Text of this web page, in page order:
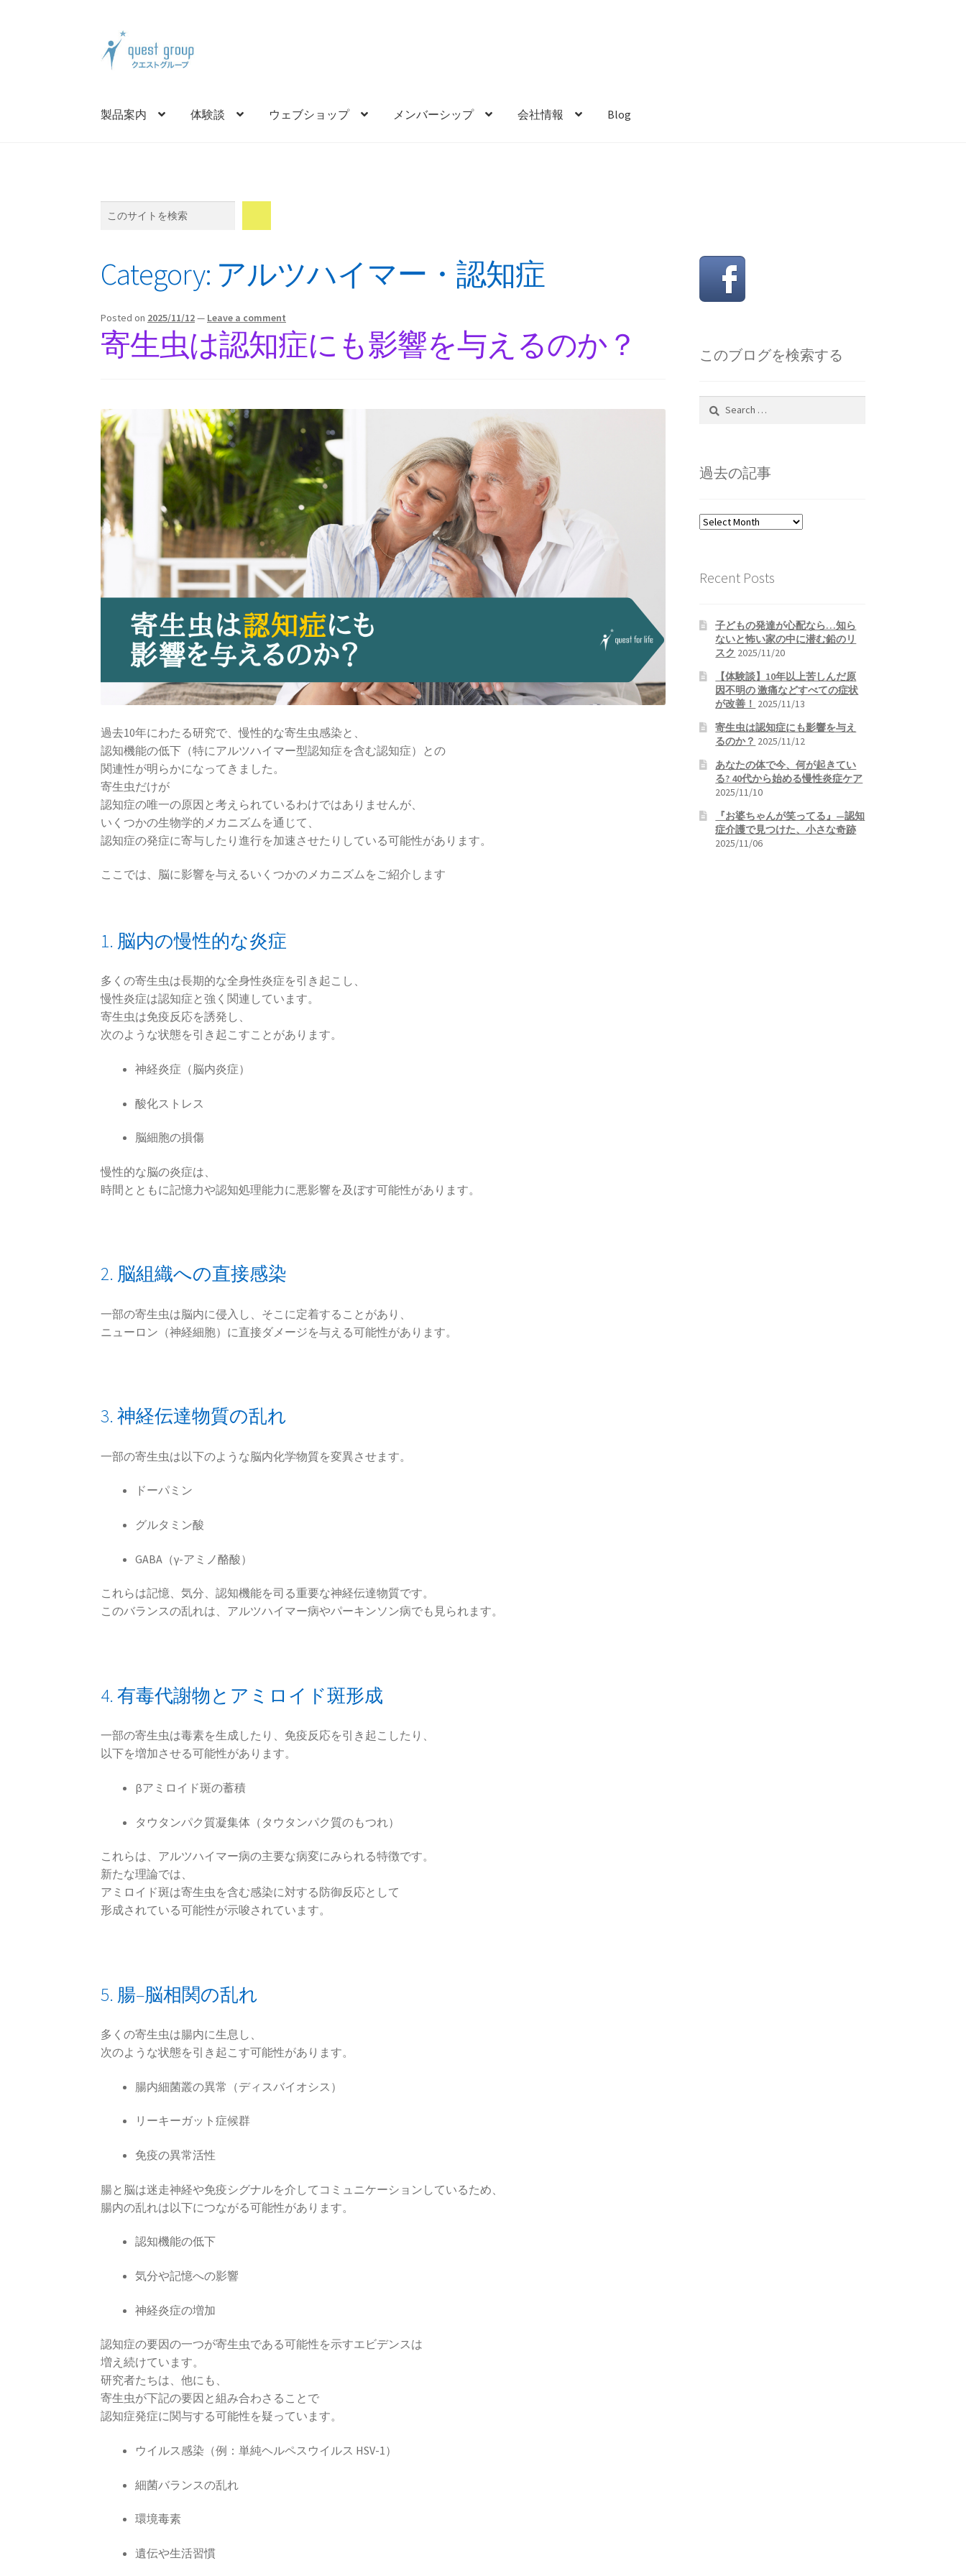
Skip
to
navigation
Skip
to
content
製品案内 体験談 ウェブショップ メンバーシップ 会社情報 Blog
Category: アルツハイマー・認知症
Posted on 2025/11/12— Leave a comment
寄生虫は認知症にも影響を与えるのか？
過去10年にわたる研究で、慢性的な寄生虫感染と、
認知機能の低下（特にアルツハイマー型認知症を含む認知症）との
関連性が明らかになってきました。
寄生虫だけが
認知症の唯一の原因と考えられているわけではありませんが、
いくつかの生物学的メカニズムを通じて、
認知症の発症に寄与したり進行を加速させたりしている可能性があります。
ここでは、脳に影響を与えるいくつかのメカニズムをご紹介します
1. 脳内の慢性的な炎症
多くの寄生虫は長期的な全身性炎症を引き起こし、
慢性炎症は認知症と強く関連しています。
寄生虫は免疫反応を誘発し、
次のような状態を引き起こすことがあります。
神経炎症（脳内炎症）
酸化ストレス
脳細胞の損傷
慢性的な脳の炎症は、
時間とともに記憶力や認知処理能力に悪影響を及ぼす可能性があります。
2. 脳組織への直接感染
一部の寄生虫は脳内に侵入し、そこに定着することがあり、
ニューロン（神経細胞）に直接ダメージを与える可能性があります。
3. 神経伝達物質の乱れ
一部の寄生虫は以下のような脳内化学物質を変異させます。
ドーパミン
グルタミン酸
GABA（γ-アミノ酪酸）
これらは記憶、気分、認知機能を司る重要な神経伝達物質です。
このバランスの乱れは、アルツハイマー病やパーキンソン病でも見られます。
4. 有毒代謝物とアミロイド斑形成
一部の寄生虫は毒素を生成したり、免疫反応を引き起こしたり、
以下を増加させる可能性があります。
βアミロイド斑の蓄積
タウタンパク質凝集体（タウタンパク質のもつれ）
これらは、アルツハイマー病の主要な病変にみられる特徴です。
新たな理論では、
アミロイド斑は寄生虫を含む感染に対する防御反応として
形成されている可能性が示唆されています。
5. 腸–脳相関の乱れ
多くの寄生虫は腸内に生息し、
次のような状態を引き起こす可能性があります。
腸内細菌叢の異常（ディスバイオシス）
リーキーガット症候群
免疫の異常活性
腸と脳は迷走神経や免疫シグナルを介してコミュニケーションしているため、
腸内の乱れは以下につながる可能性があります。
認知機能の低下
気分や記憶への影響
神経炎症の増加
認知症の要因の一つが寄生虫である可能性を示すエビデンスは
増え続けています。
研究者たちは、他にも、
寄生虫が下記の要因と組み合わさることで
認知症発症に関与する可能性を疑っています。
ウイルス感染（例：単純ヘルペスウイルス HSV-1）
細菌バランスの乱れ
環境毒素
遺伝や生活習慣
このブログを検索する
Search
過去の記事
過
事
Recent Posts
子どもの発達が心配なら…知ら
ないと怖い家の中に潜む鉛のリ
スク 2025/11/20
【体験談】10年以上苦しんだ原
因不明の 激痛などすべての症状
が改善！ 2025/11/13
寄生虫は認知症にも影響を与え
るのか？ 2025/11/12
あなたの体で今、何が起きてい
る? 40代から始める慢性炎症ケア
2025/11/10
『お婆ちゃんが笑ってる』—認知
症介護で見つけた、小さな奇跡
2025/11/06